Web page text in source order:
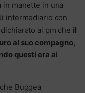
in manette in una
intermediario con
ai pm che il
al suo compagno,
questi era ai
Buggea